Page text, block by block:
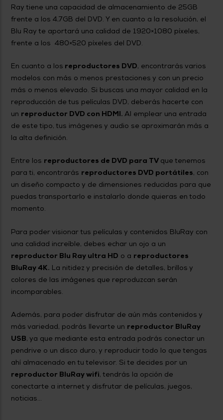
Ray tiene una capacidad de almacenamiento de 25GB
frente a los 4,7GB del DVD. Y en cuanto a la resolución, el
Blu Ray te aportará una calidad de 1920×1080 píxeles,
frente a los 480×520 píxeles del DVD.
En cuanto a los reproductores DVD, encontrarás varios
modelos con más o menos prestaciones y con un precio
más o menos elevado. Si buscas una mayor calidad en la
reproducción de tus películas DVD, deberás hacerte con
un reproductor DVD con HDMI.Al emplear una entrada
de este tipo, tus imágenes y audio se aproximarán más a
la alta definición.
Entre los reproductores de DVD para TV que tenemos
para ti, encontrarás reproductores DVD portátiles, con
un diseño compacto y de dimensiones reducidas para que
puedas transportarlo e instalarlo donde quieras en todo
momento.
Para poder visionar tus películas y contenidos BluRay con
una calidad increíble, debes echar un ojo a un
reproductor Blu Ray ultra HD o a reproductores
BluRay 4K. La nitidez y precisión de detalles, brillos y
colores de las imágenes que reproduzcan serán
incomparables.
Además, para poder disfrutar de aún más contenidos y
más variedad, podrás llevarte un reproductor BluRay
USB, ya que mediante esta entrada podrás conectar un
pendrive o un disco duro, y reproducir todo lo que tengas
ahí almacenado en tu televisor. Si te decides por un
reproductor BluRay wifi, tendrás la opción de
conectarte a internet y disfrutar de películas, juegos,
noticias...